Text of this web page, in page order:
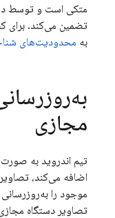
متکی است و توسط
تضمین می‌کند. برای
به محدودیت‌های
مجازی
تیم اندروید به
اضافه می‌کند،
موجود را
تصاویر دستگاه